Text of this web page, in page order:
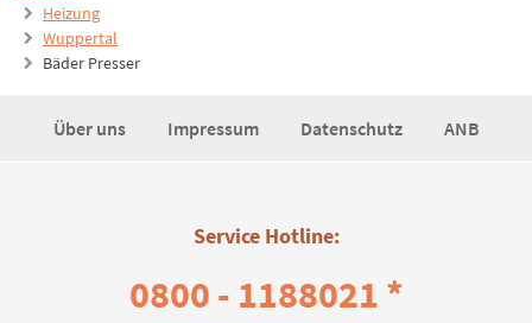
Heizung
Wuppertal
Bäder Presser
Über uns Impressum Datenschutz ANB
Service Hotline:
0800 - 1188021 *